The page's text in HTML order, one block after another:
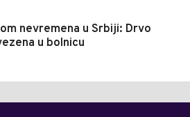
nevremena u Srbiji: Drvo
u bolnicu